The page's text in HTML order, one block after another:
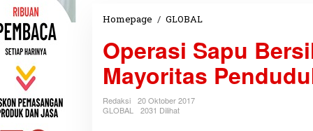
Homepage / GLOBAL
e
r
a
s
Operasi Sapu
Mayoritas
Redaksi
20 Oktober 2017
GLOBAL
2031 Dilihat